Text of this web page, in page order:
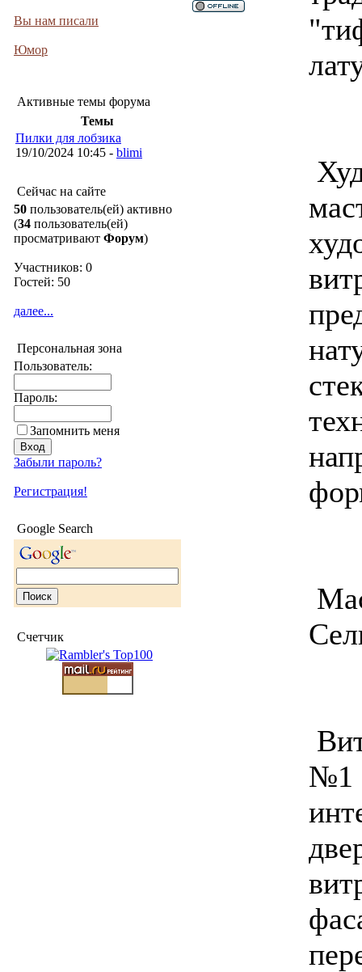
Вы нам писали
Юмор
Активные темы форума
Темы
Пилки для лобзика
19/10/2024 10:45 - blimi
Сейчас на сайте
50 пользователь(ей) активно
(34 пользователь(ей)
просматривают Форум)
Участников: 0
Гостей: 50
далее...
Персональная зона
Пользователь:
Пароль:
Запомнить меня
Забыли пароль?
Регистрация!
Google Search
Счетчик
№1